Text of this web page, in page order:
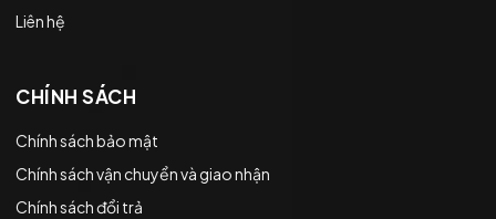
Liên hệ
CHÍNH SÁCH
Chính sách bảo mật
Chính sách vận chuyển và giao nhận
Chính sách đổi trả